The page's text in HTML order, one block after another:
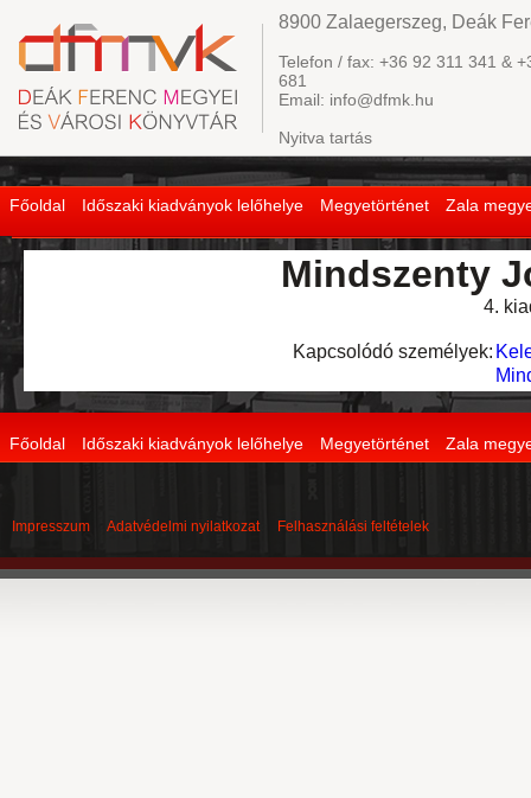
Főoldal Időszaki kiadványok lelőhelye Megyetörténet Zala
8900 Zalaegerszeg, Deák
Telefon / fax: +36 92 311 341 &
681
Email: info@dfmk.hu
Nyitva tartás
Mindszenty
4.
Kapcsolódó személyek:
Főoldal Időszaki kiadványok lelőhelye Megyetörténet Zala
Impresszum Adatvédelmi nyilatkozat Felhasználási feltételek